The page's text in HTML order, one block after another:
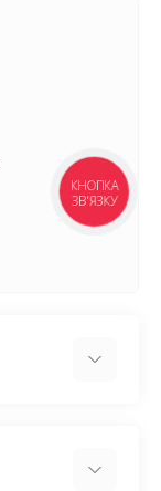
КНОПКА
ЗВ'ЯЗКУ